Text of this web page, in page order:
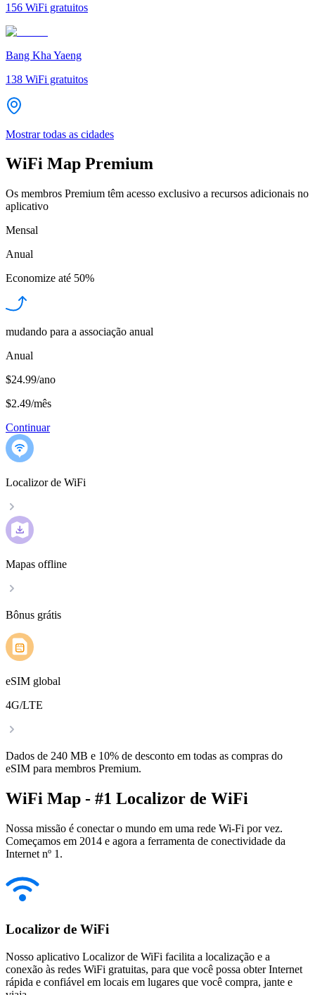
156 WiFi gratuitos
Bang Kha Yaeng
138 WiFi gratuitos
Mostrar todas as cidades
WiFi Map Premium
Os membros Premium têm acesso exclusivo a recursos adicionais no
aplicativo
Mensal
Anual
Economize até 50%
mudando para a associação anual
Anual
$24.99/ano
$2.49/mês
Continuar
Localizor de WiFi
Mapas offline
Bônus grátis
eSIM global
4G/LTE
Dados de 240 MB e 10% de desconto em todas as compras do
eSIM para membros Premium.
WiFi Map - #1 Localizor de WiFi
Nossa missão é conectar o mundo em uma rede Wi-Fi por vez.
Começamos em 2014 e agora a ferramenta de conectividade da
Internet nº 1.
Localizor de WiFi
Nosso aplicativo Localizor de WiFi facilita a localização e a
conexão às redes WiFi gratuitas, para que você possa obter Internet
rápida e confiável em locais em lugares que você compra, jante e